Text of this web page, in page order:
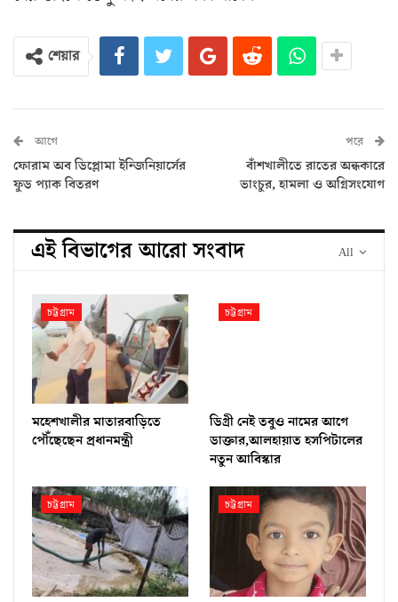
শেয়ার
আগে
ফোরাম অব ডিপ্লোমা ইন্জিনিয়ার্সের
ফুড প্যাক বিতরণ
পরে
বাঁশখালীতে রাতের অন্ধকারে
ভাংচুর, হামলা ও অগ্নিসংযোগ
All
এই বিভাগের আরো সংবাদ
চট্টগ্রাম
মহেশখালীর মাতারবাড়িতে
পৌঁছেছেন প্রধানমন্ত্রী
চট্টগ্রাম
ডিগ্রী নেই তবুও নামের আগে
ডাক্তার,আলহায়াত হসপিটালের
নতুন আবিস্কার
চট্টগ্রাম চট্টগ্রাম